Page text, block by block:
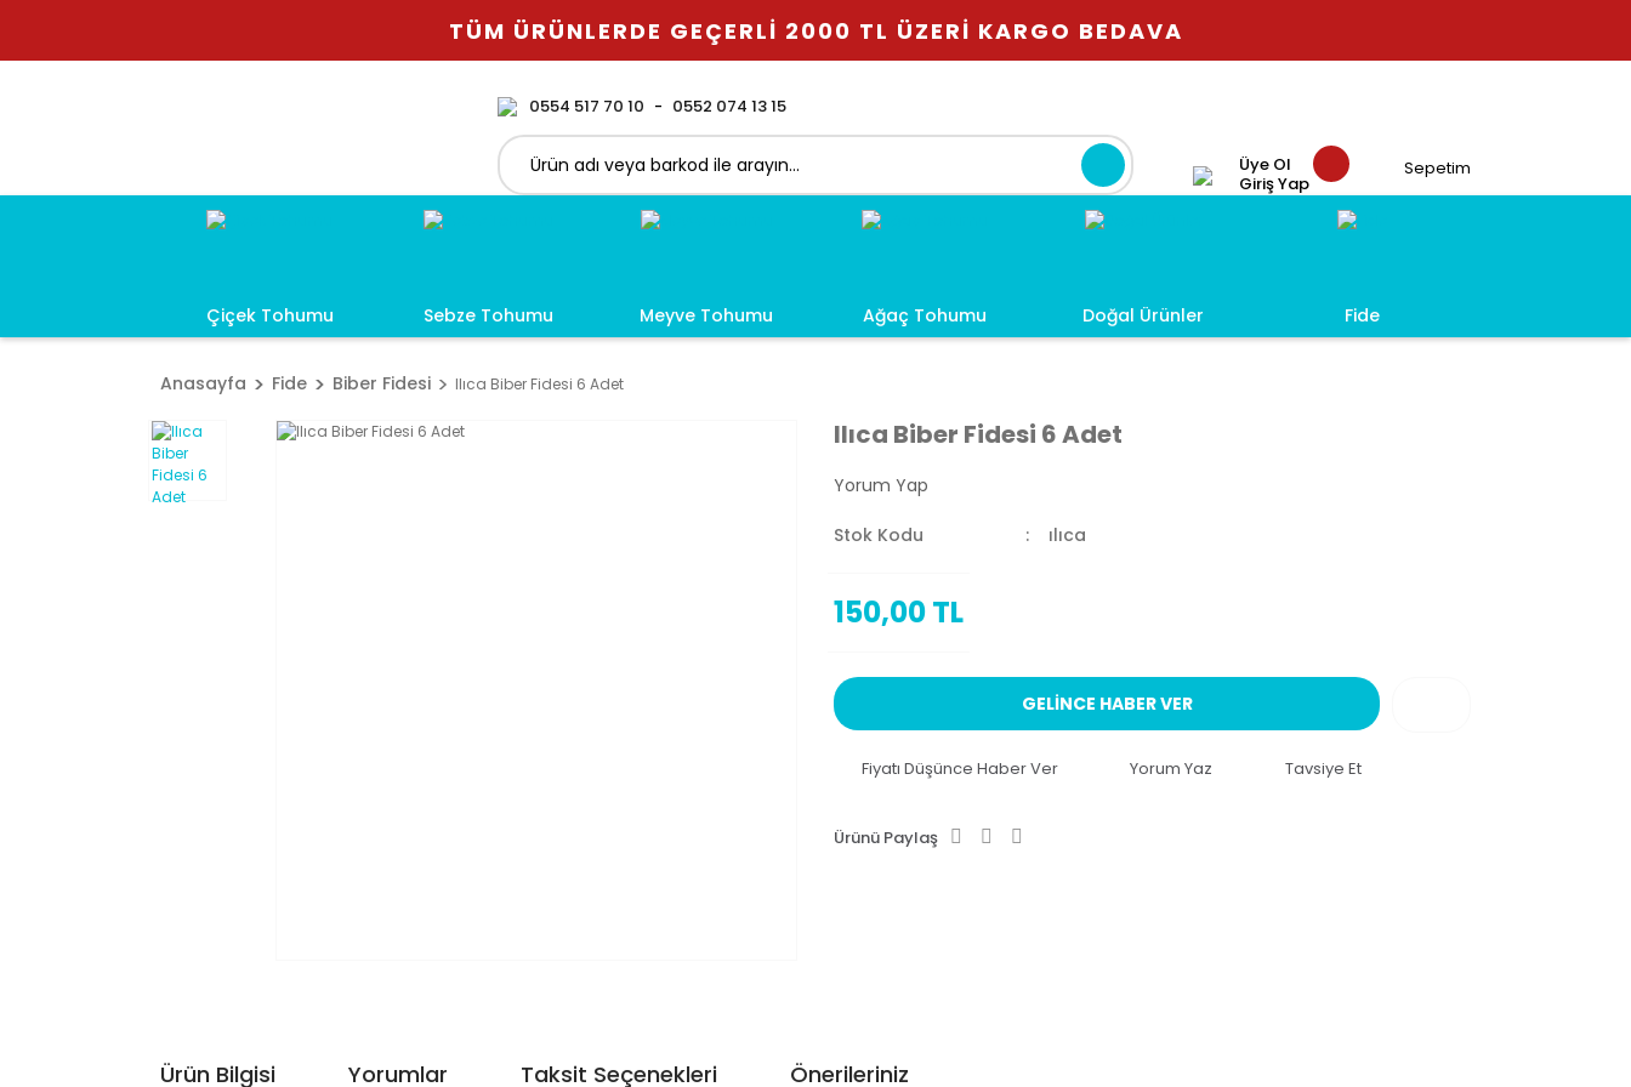
TÜM ÜRÜNLERDE GEÇERLİ 2000 TL ÜZERİ KARGO BEDAVA
0554 517 70 10 0552 074 13 15
Üye Ol
Giriş Yap
Sepetim
Çiçek Tohumu Sebze Tohumu Meyve Tohumu Ağaç Tohumu Doğal Ürünler Fide
Anasayfa Fide Biber Fidesi Ilıca Biber Fidesi 6 Adet
Ilıca Biber Fidesi 6 Adet
Yorum Yap
Stok Kodu ılıca
150,00 TL
GELİNCE HABER VER
Fiyatı Düşünce Haber Ver Yorum Yaz Tavsiye Et
Ürünü Paylaş
Ürün Bilgisi Yorumlar Taksit Seçenekleri Önerileriniz